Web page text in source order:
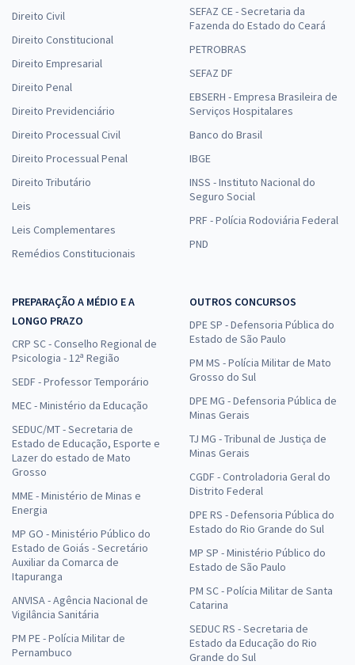
Direito Civil
Direito Constitucional
Direito Empresarial
Direito Penal
Direito Previdenciário
Direito Processual Civil
Direito Processual Penal
Direito Tributário
Leis
Leis Complementares
Remédios Constitucionais
SEFAZ CE - Secretaria da
Fazenda do Estado do Ceará
PETROBRAS
SEFAZ DF
EBSERH - Empresa Brasileira de
Serviços Hospitalares
Banco do Brasil
IBGE
INSS - Instituto Nacional do
Seguro Social
PRF - Polícia Rodoviária Federal
PND
PREPARAÇÃO A MÉDIO E A
LONGO PRAZO
CRP SC - Conselho Regional de
Psicologia - 12ª Região
SEDF - Professor Temporário
MEC - Ministério da Educação
SEDUC/MT - Secretaria de
Estado de Educação, Esporte e
Lazer do estado de Mato
Grosso
MME - Ministério de Minas e
Energia
MP GO - Ministério Público do
Estado de Goiás - Secretário
Auxiliar da Comarca de
Itapuranga
ANVISA - Agência Nacional de
Vigilância Sanitária
PM PE - Polícia Militar de
Pernambuco
OUTROS CONCURSOS
DPE SP - Defensoria Pública do
Estado de São Paulo
PM MS - Polícia Militar de Mato
Grosso do Sul
DPE MG - Defensoria Pública de
Minas Gerais
TJ MG - Tribunal de Justiça de
Minas Gerais
CGDF - Controladoria Geral do
Distrito Federal
DPE RS - Defensoria Pública do
Estado do Rio Grande do Sul
MP SP - Ministério Público do
Estado de São Paulo
PM SC - Polícia Militar de Santa
Catarina
SEDUC RS - Secretaria de
Estado da Educação do Rio
Grande do Sul